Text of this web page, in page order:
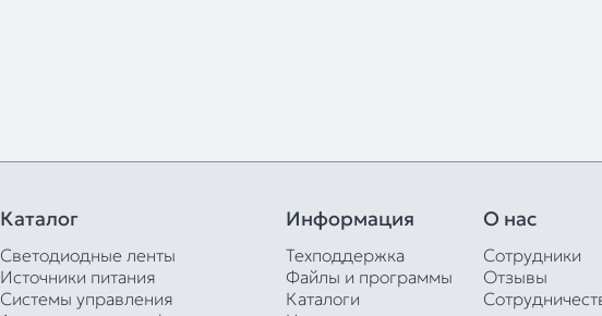
Каталог
Светодиодные ленты
Источники питания
Системы управления
Информация
Техподдержка
Файлы и программы
Каталоги
О нас
Сотрудники
Отзывы